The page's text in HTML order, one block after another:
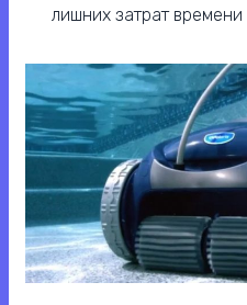
лишних затрат времени